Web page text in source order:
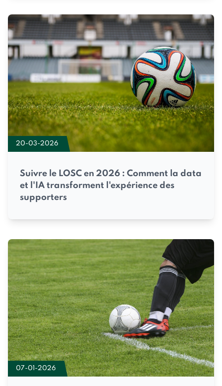
20-03-2026
Suivre le LOSC en 2026 : Comment la data
et l'IA transforment l'expérience des
supporters
07-01-2026